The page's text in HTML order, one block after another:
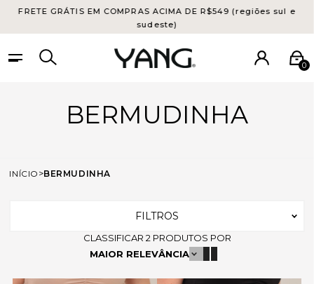
FRETE GRÁTIS EM COMPRAS ACIMA DE R$549 (regiões sul e
sudeste)
0
BERMUDINHA
INÍCIO BERMUDINHA
CLASSIFICAR 2 PRODUTOS POR
MAIOR RELEVÂNCIA
FILTROS